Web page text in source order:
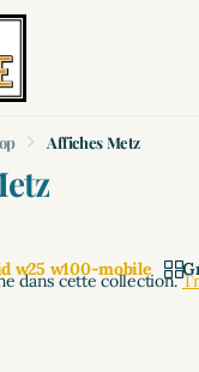
Affiches Metz
w25 w100-mobile
dans cette collection.